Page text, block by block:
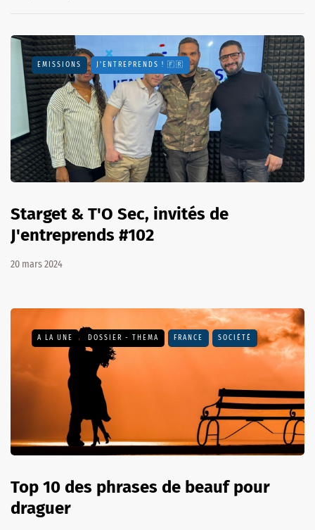
EMISSIONS J'ENTREPRENDS ! 🇫🇷
Starget & T'O Sec, invités de
J'entreprends #102
20 mars 2024
A LA UNE DOSSIER - THEMA FRANCE SOCIÉTÉ
Top 10 des phrases de beauf pour
draguer